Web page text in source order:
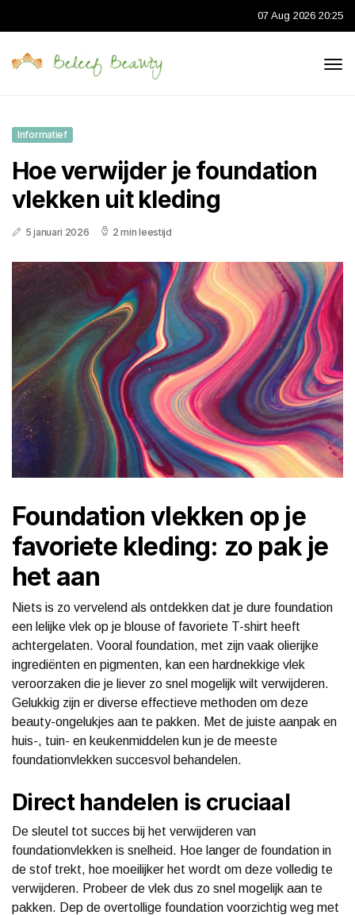
07 Aug 2026 20:25
Informatief
Hoe verwijder je foundation
vlekken uit kleding
5 januari 2026 2 min leestijd
Foundation vlekken op je
favoriete kleding: zo pak je
het aan
Niets is zo vervelend als ontdekken dat je dure foundation
een lelijke vlek op je blouse of favoriete T-shirt heeft
achtergelaten. Vooral foundation, met zijn vaak olierijke
ingrediënten en pigmenten, kan een hardnekkige vlek
veroorzaken die je liever zo snel mogelijk wilt verwijderen.
Gelukkig zijn er diverse effectieve methoden om deze
beauty-ongelukjes aan te pakken. Met de juiste aanpak en
huis-, tuin- en keukenmiddelen kun je de meeste
foundationvlekken succesvol behandelen.
Direct handelen is cruciaal
De sleutel tot succes bij het verwijderen van
foundationvlekken is snelheid. Hoe langer de foundation in
de stof trekt, hoe moeilijker het wordt om deze volledig te
verwijderen. Probeer de vlek dus zo snel mogelijk aan te
pakken. Dep de overtollige foundation voorzichtig weg met